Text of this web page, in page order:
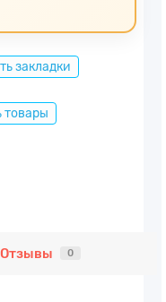
закладки
товары
Отзывы 0